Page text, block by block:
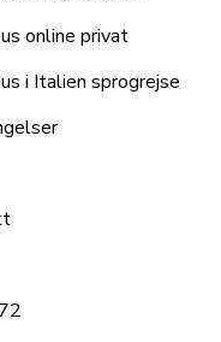
online privat
i Italien sprogrejse